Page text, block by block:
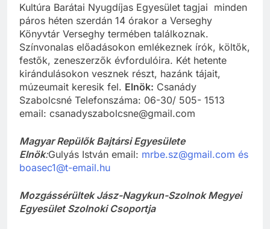
Kultúra Barátai Nyugdíjas Egyesület tagjai minden
páros héten szerdán 14 órakor a Verseghy
Könyvtár Verseghy termében találkoznak.
Színvonalas előadásokon emlékeznek írók, költők,
festők, zeneszerzők évfordulóira. Két hetente
kirándulásokon vesznek részt, hazánk tájait,
múzeumait keresik fel. Elnök: Csanády
Szabolcsné Telefonszáma: 06-30/ 505- 1513
email: csanadyszabolcsne@gmail.com
Magyar Repülők Bajtársi Egyesülete
Elnök:Gulyás István email: mrbe.sz@gmail.com és
boasec1@t-email.hu
Mozgássérültek Jász-Nagykun-Szolnok Megyei
Egyesület Szolnoki Csoportja